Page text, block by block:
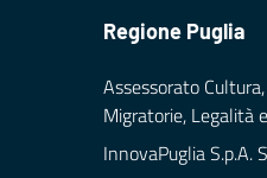
Regione Puglia
Assessorato
Migratorie, Legalità
InnovaPuglia S.p.A.